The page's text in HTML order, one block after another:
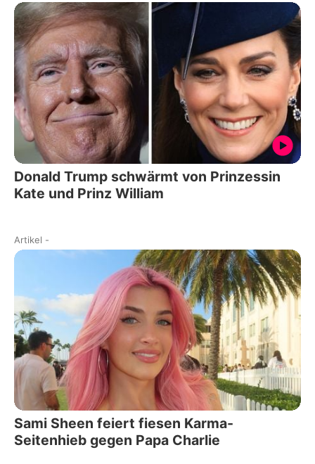
Donald Trump schwärmt von Prinzessin
Kate und Prinz William
Artikel -
Sami Sheen feiert fiesen Karma-
Seitenhieb gegen Papa Charlie